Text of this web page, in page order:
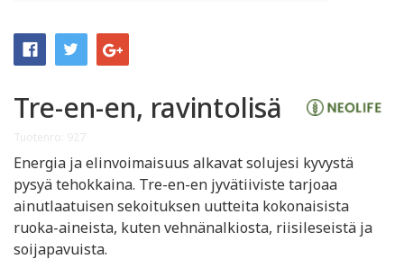
Tre-en-en, ravintolisä
Energia ja elinvoimaisuus alkavat solujesi kyvystä
pysyä tehokkaina. Tre-en-en jyvätiiviste tarjoaa
ainutlaatuisen sekoituksen uutteita kokonaisista
ruoka-aineista, kuten vehnänalkiosta, riisileseistä ja
soijapavuista.